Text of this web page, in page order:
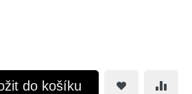
do košíku